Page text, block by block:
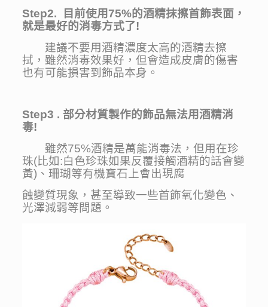
Step2. 目前使用75%的酒精抹擦首飾表面，
就是最好的消毒方式了!
建議不要用酒精濃度太高的酒精去擦
拭，雖然消毒效果好，但會造成皮膚的傷害
也有可能損害到飾品本身。
Step3 . 部分材質製作的飾品無法用酒精消
毒!
雖然75%酒精是萬能消毒法，但用在珍
珠(比如:白色珍珠如果反覆接觸酒精的話會變
黃)、珊瑚等有機寶石上會出現腐
蝕變質現象，甚至導致一些首飾氧化變色、
光澤減弱等問題。